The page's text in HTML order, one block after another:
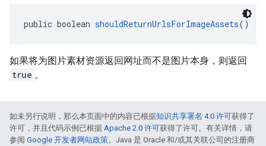
public boolean shouldReturnUrlsForImageAssets()
如果将为图片素材资源返回网址而不是图片本身，则返回
true 。
如未另行说明，那么本页面中的内容已根据知识共享署名 4.0 许可获得了
许可，并且代码示例已根据 Apache 2.0 许可获得了许可。有关详情，请
参阅 Google 开发者网站政策。Java 是 Oracle 和/或其关联公司的注册商